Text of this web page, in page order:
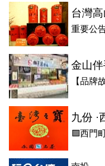
台灣高
重要公
金山
【品牌
九份 ·
🟪西門